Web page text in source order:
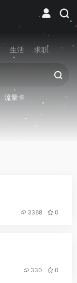
生活 求职
流量卡
3368 0
330 0